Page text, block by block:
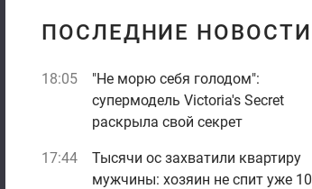
ПОСЛЕДНИЕ НОВОСТИ
18:05
"Не морю себя голодом":
супермодель Victoria's Secret
раскрыла свой секрет
17:44
Тысячи ос захватили квартиру
мужчины: хозяин не спит уже 10